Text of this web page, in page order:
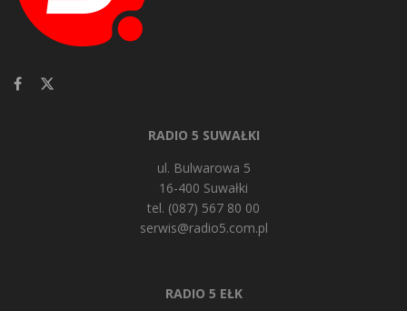
RADIO 5 SUWAŁKI
ul. Bulwarowa 5
16-400 Suwałki
tel. (087) 567 80 00
serwis@radio5.com.pl
RADIO 5 EŁK